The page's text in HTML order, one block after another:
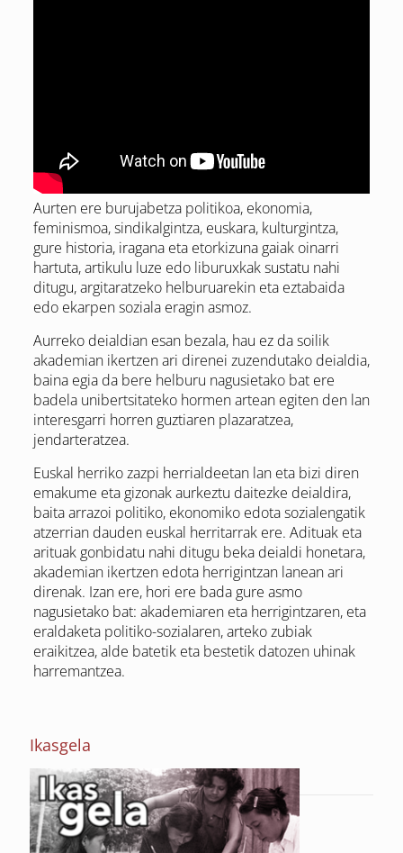
Aurten ere burujabetza politikoa, ekonomia,
feminismoa, sindikalgintza, euskara, kulturgintza,
gure historia, iragana eta etorkizuna gaiak oinarri
hartuta, artikulu luze edo liburuxkak sustatu nahi
ditugu, argitaratzeko helburuarekin eta eztabaida
edo ekarpen soziala eragin asmoz.
Aurreko deialdian esan bezala, hau ez da soilik
akademian ikertzen ari direnei zuzendutako deialdia,
baina egia da bere helburu nagusietako bat ere
badela unibertsitateko hormen artean egiten den lan
interesgarri horren guztiaren plazaratzea,
jendarteratzea.
Euskal herriko zazpi herrialdeetan lan eta bizi diren
emakume eta gizonak aurkeztu daitezke deialdira,
baita arrazoi politiko, ekonomiko edota sozialengatik
atzerrian dauden euskal herritarrak ere. Adituak eta
arituak gonbidatu nahi ditugu beka deialdi honetara,
akademian ikertzen edota herrigintzan lanean ari
direnak. Izan ere, hori ere bada gure asmo
nagusietako bat: akademiaren eta herrigintzaren, eta
eraldaketa politiko-sozialaren, arteko zubiak
eraikitzea, alde batetik eta bestetik datozen uhinak
harremantzea.
Ikasgela